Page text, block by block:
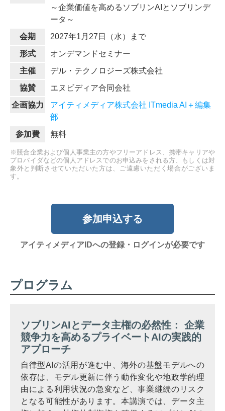
～企業価値を高めるソブリンAIとソブリンデ
ータ～
会期
2027年1月27日（水）まで
形式
オンデマンドセミナー
主催
デル・テクノロジーズ株式会社
協賛
エヌビディア合同会社
企画協力
アイティメディア株式会社 ITmedia AI＋編集
部
参加費
無料
※競合企業および個人事業主の方やフリーアドレス、携帯キャリアや
プロバイダなどの個人アドレスでのお申込みをされる方、もしくは対
象外と判断させていただいた方は、ご遠慮いただく場合がございま
す。
参加申込する
アイティメディアIDへの登録・ログインが必要です
プログラム
ソブリンAIとデータ主権の必然性： 企業
競争力を高めるプライベートAIの実践的
アプローチ
自律型AIの活用が進む中、海外の基盤モデルへの
依存は、モデル更新に伴う動作変化や地政学的理
由による利用状況の急変など、事業継続のリスク
となる可能性があります。本講演では、データ主